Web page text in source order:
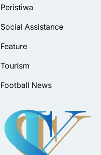
Peristiwa
Social Assistance
Feature
Tourism
Football News